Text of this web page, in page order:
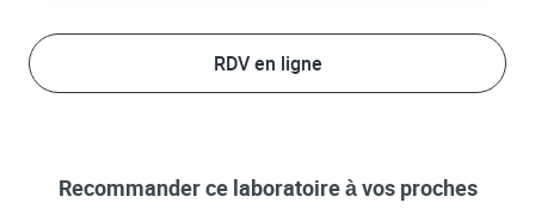
RDV en ligne
Recommander ce laboratoire à vos proches